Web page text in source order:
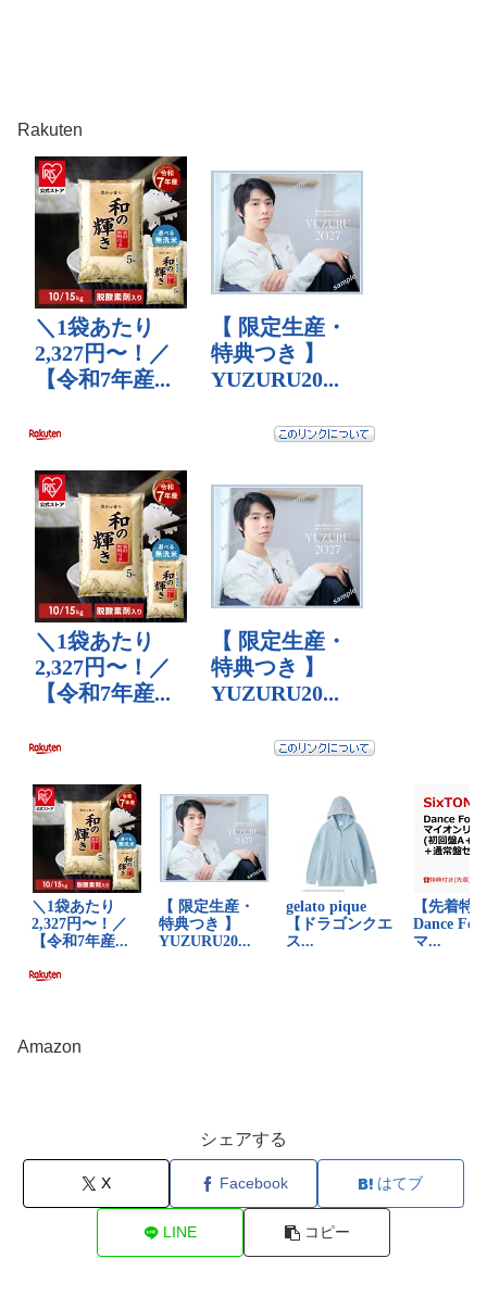
Rakuten
Amazon
シェアする
X Facebook はてブ
LINE コピー